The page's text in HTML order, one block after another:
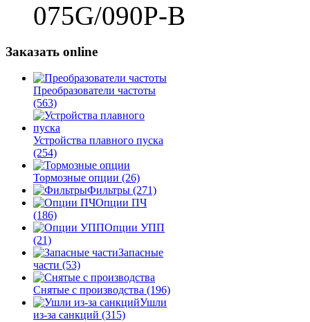
075G/090P-B
Заказать online
Преобразователи частоты
(563)
Устройства плавного пуска
(254)
Тормозные опции (26)
Фильтры (271)
Опции ПЧ
(186)
Опции УПП
(21)
Запасные
части (53)
Снятые с производства (196)
Ушли
из-за санкций (315)